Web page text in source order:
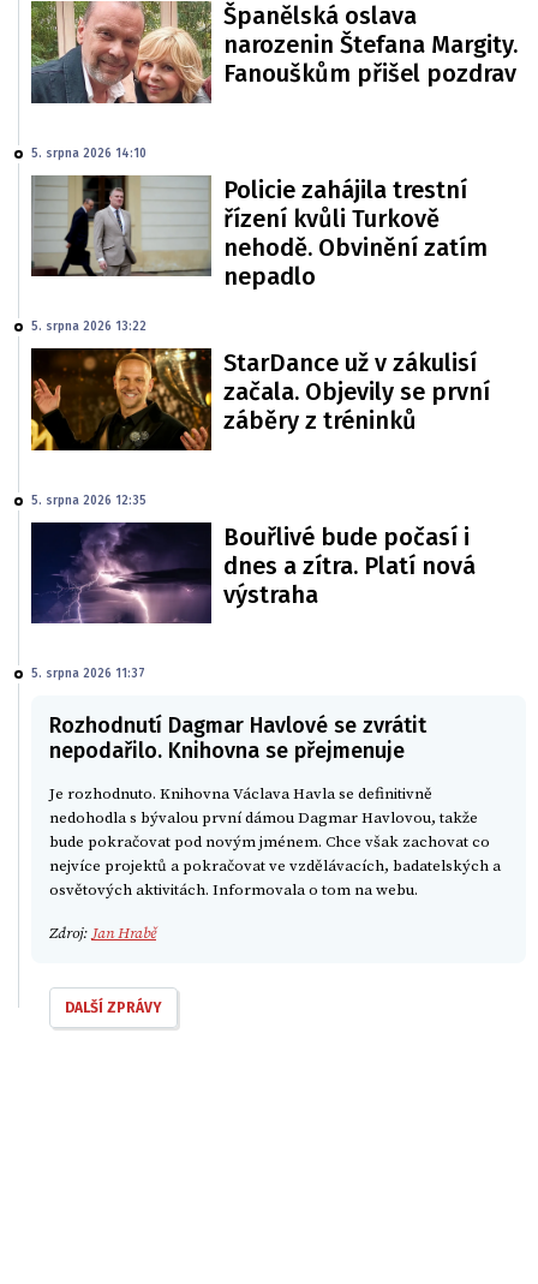
Španělská oslava
narozenin Štefana Margity.
Fanouškům přišel pozdrav
5. srpna 2026 14:10
Policie zahájila trestní
řízení kvůli Turkově
nehodě. Obvinění zatím
nepadlo
5. srpna 2026 13:22
StarDance už v zákulisí
začala. Objevily se první
záběry z tréninků
5. srpna 2026 12:35
Bouřlivé bude počasí i
dnes a zítra. Platí nová
výstraha
5. srpna 2026 11:37
Rozhodnutí Dagmar Havlové se zvrátit
nepodařilo. Knihovna se přejmenuje
Je rozhodnuto. Knihovna Václava Havla se definitivně
nedohodla s bývalou první dámou Dagmar Havlovou, takže
bude pokračovat pod novým jménem. Chce však zachovat co
nejvíce projektů a pokračovat ve vzdělávacích, badatelských a
osvětových aktivitách. Informovala o tom na webu.
Zdroj: Jan Hrabě
DALŠÍ ZPRÁVY